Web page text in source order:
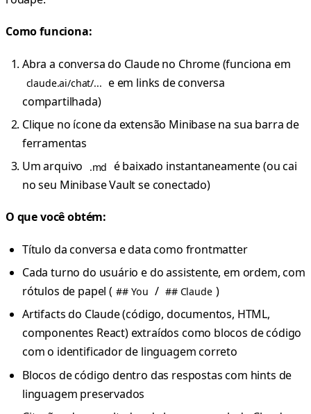
Como funciona:
Abra a conversa do Claude no Chrome (funciona em
claude.ai/chat/... e em links de conversa
compartilhada)
Clique no ícone da extensão Minibase na sua barra de
ferramentas
Um arquivo
.md é baixado instantaneamente (ou cai
no seu Minibase Vault se conectado)
O que você obtém:
Título da conversa e data como frontmatter
Cada turno do usuário e do assistente, em ordem, com
rótulos de papel ( ## You / ## Claude )
Artifacts do Claude (código, documentos, HTML,
componentes React) extraídos como blocos de código
com o identificador de linguagem correto
Blocos de código dentro das respostas com hints de
linguagem preservados